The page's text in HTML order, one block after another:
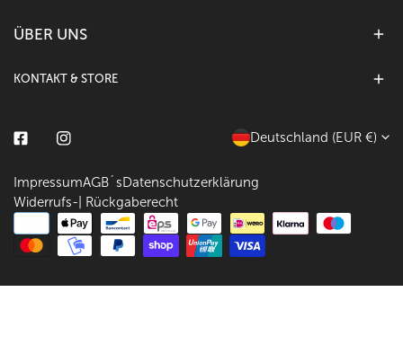
ÜBER UNS
KONTAKT & STORE
L
n
d
/
R
Deutschland (EUR €)
ImpressumAGB´sDatenschutzerklärung
Widerrufs-| Rückgaberecht
Zahlungsarten